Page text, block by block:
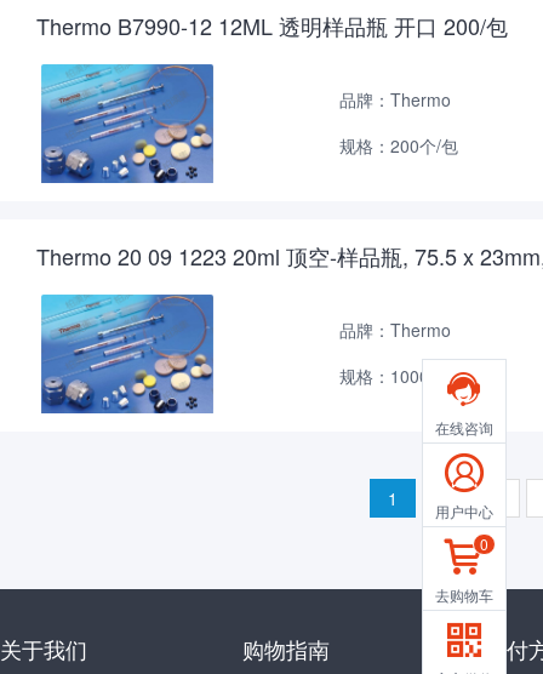
Thermo B7990-12 12ML 透明样品瓶 开口 200/包
品牌：Thermo
规格：200个/包
Thermo 20 09 1223 20ml 顶空-样品瓶, 75.5 x
品牌：Thermo
规格：1000个/包
1

在线咨询

用户中心

去购物车
0

关于我们 购物指南 支付